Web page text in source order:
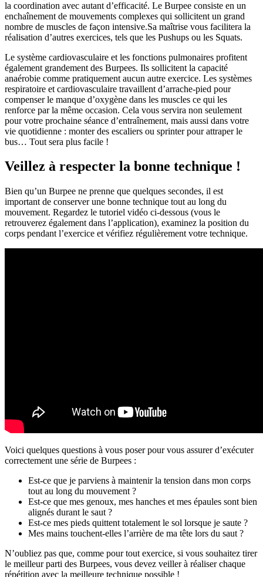
la coordination avec autant d’efficacité. Le Burpee consiste en un
enchaînement de mouvements complexes qui sollicitent un grand
nombre de muscles de façon intensive.Sa maîtrise vous facilitera la
réalisation d’autres exercices, tels que les Pushups ou les Squats.
Le système cardiovasculaire et les fonctions pulmonaires profitent
également grandement des Burpees. Ils sollicitent la capacité
anaérobie comme pratiquement aucun autre exercice. Les systèmes
respiratoire et cardiovasculaire travaillent d’arrache-pied pour
compenser le manque d’oxygène dans les muscles ce qui les
renforce par la même occasion. Cela vous servira non seulement
pour votre prochaine séance d’entraînement, mais aussi dans votre
vie quotidienne : monter des escaliers ou sprinter pour attraper le
bus… Tout sera plus facile !
Veillez à respecter la bonne technique !
Bien qu’un Burpee ne prenne que quelques secondes, il est
important de conserver une bonne technique tout au long du
mouvement. Regardez le tutoriel vidéo ci-dessous (vous le
retrouverez également dans l’application), examinez la position du
corps pendant l’exercice et vérifiez régulièrement votre technique.
Voici quelques questions à vous poser pour vous assurer d’exécuter
correctement une série de Burpees :
Est-ce que je parviens à maintenir la tension dans mon corps
tout au long du mouvement ?
Est-ce que mes genoux, mes hanches et mes épaules sont bien
alignés durant le saut ?
Est-ce mes pieds quittent totalement le sol lorsque je saute ?
Mes mains touchent-elles l’arrière de ma tête lors du saut ?
N’oubliez pas que, comme pour tout exercice, si vous souhaitez tirer
le meilleur parti des Burpees, vous devez veiller à réaliser chaque
répétition avec la meilleure technique possible !